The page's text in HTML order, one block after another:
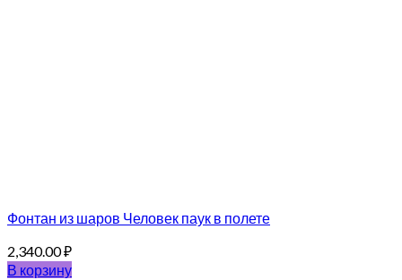
Фонтан из шаров Человек паук в полете
2,340.00₽
В корзину